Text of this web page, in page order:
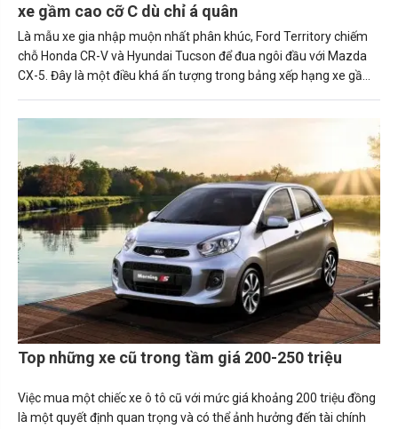
xe gầm cao cỡ C dù chỉ á quân
Là mẫu xe gia nhập muộn nhất phân khúc, Ford Territory chiếm
chỗ Honda CR-V và Hyundai Tucson để đua ngôi đầu với Mazda
CX-5. Đây là một điều khá ấn tượng trong bảng xếp hạng xe gầm
Top những xe cũ trong tầm giá 200-250 triệu
Việc mua một chiếc xe ô tô cũ với mức giá khoảng 200 triệu đồng
là một quyết định quan trọng và có thể ảnh hưởng đến tài chính